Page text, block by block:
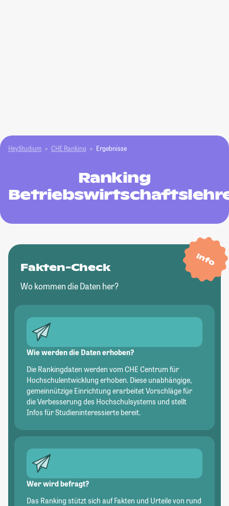
HeyStudium CHE Ranking Ergebnisse
Ranking
Info
Fakten-Check
Wo kommen die Daten her?
Wie werden die Daten erhoben?
Die Rankingdaten werden vom CHE Centrum für
Hochschulentwicklung erhoben. Diese unabhängige,
gemeinnützige Einrichtung erarbeitet Vorschläge für
die Verbesserung des Hochschulsystems und stellt
Infos für Studieninteressierte bereit.
Wer wird befragt?
Das Ranking stützt sich auf Fakten und Urteile von rund